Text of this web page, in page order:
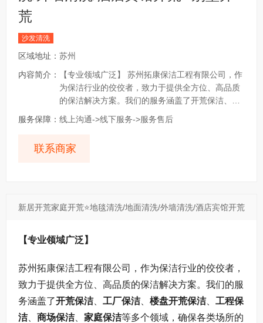
荒
沙发清洗
区域地址： 苏州
内容简介：
【专业领域广泛】 苏州拓康保洁工程有限公司，作
为保洁行业的佼佼者，致力于提供全方位、高品质
的保洁解决方案。我们的服务涵盖了开荒保洁、工
厂保洁、楼盘开荒保洁、工程保洁、商场保洁、家
庭保洁等多个领域，确保各类场所的清洁需求得到
墅、复式楼的精细清洁，我们都有丰富的经验和专
服务保障： 线上沟通->线下服务->服务售后
联系商家
新居开荒家庭开荒⭐地毯清洗/地面清洗/外墙清洗/酒店宾馆开荒
⭐别墅开荒介绍
【专业领域广泛】
苏州拓康保洁工程有限公司，作为保洁行业的佼佼者，
致力于提供全方位、高品质的保洁解决方案。我们的服
务涵盖了开荒保洁、 工厂保洁、 楼盘开荒保洁、 工程保
洁、 商场保洁、 家庭保洁等多个领域，确保各类场所的